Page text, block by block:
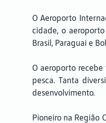
O Aeroporto
cidade, o
Brasil, Paraguai e
O aeroporto
pesca. Tanta
desenvolvimento.
Pioneiro na Região